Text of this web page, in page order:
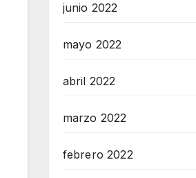
junio 2022
mayo 2022
abril 2022
marzo 2022
febrero 2022